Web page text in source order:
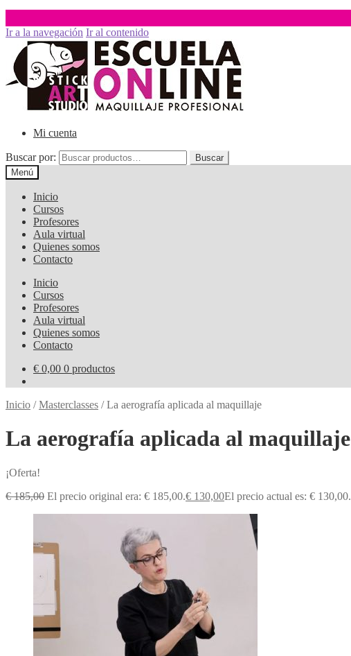
Ir a la navegación Ir al contenido
Mi cuenta
Buscar por:
Buscar
Menú
Inicio
Cursos
Profesores
Aula virtual
Quienes somos
Contacto
Inicio
Cursos
Profesores
Aula virtual
Quienes somos
Contacto
€ 0,00 0 productos
Inicio /Masterclasses /La aerografía aplicada al maquillaje
La aerografía aplicada al maquillaje
¡Oferta!
€185,00 El precio original era: € 185,00.€ 130,00El precio actual es: € 130,00.